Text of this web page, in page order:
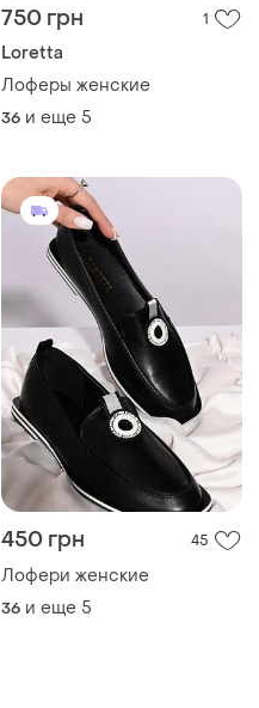
750 грн 1
Loretta
Лоферы женские
36 и еще 5
450 грн 45
Лофери женские
36 и еще 5